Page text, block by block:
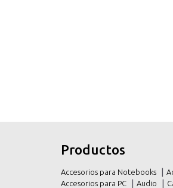
productos
promociones
Productos
Accesorios para Notebooks
Accesorios para PC
Audio